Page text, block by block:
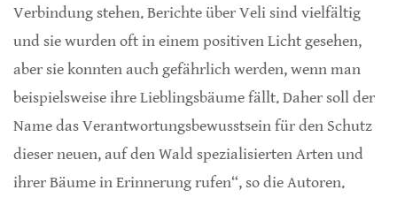
Verbindung stehen. Berichte über Veli sind vielfältig
und sie wurden oft in einem positiven Licht gesehen,
aber sie konnten auch gefährlich werden, wenn man
beispielsweise ihre Lieblingsbäume fällt. Daher soll der
Name das Verantwortungsbewusstsein für den Schutz
dieser neuen, auf den Wald spezialisierten Arten und
ihrer Bäume in Erinnerung rufen“, so die Autoren.